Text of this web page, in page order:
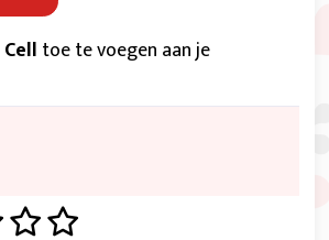
toe te voegen aan je